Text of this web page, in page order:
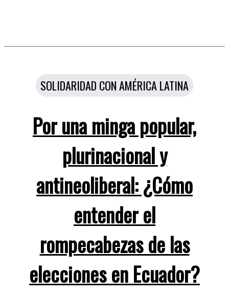
Categorías
SOLIDARIDAD CON AMÉRICA LATINA
Por una minga popular,
plurinacional y
antineoliberal: ¿Cómo
entender el
rompecabezas de las
elecciones en Ecuador?